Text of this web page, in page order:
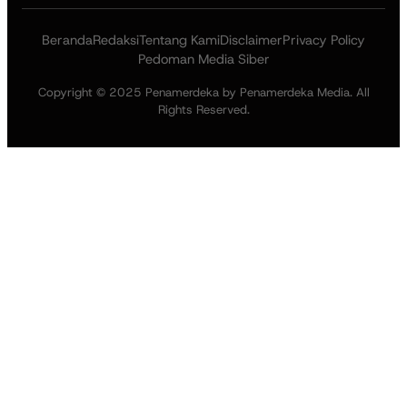
BerandaRedaksiTentang KamiDisclaimerPrivacy Policy
Pedoman Media Siber
Copyright © 2025 Penamerdeka by Penamerdeka Media. All
Rights Reserved.